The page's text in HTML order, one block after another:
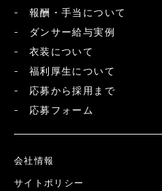
報酬・手当について
ダンサー給与実例
衣装について
福利厚生について
応募から採用まで
応募フォーム
会社情報
サイトポリシー